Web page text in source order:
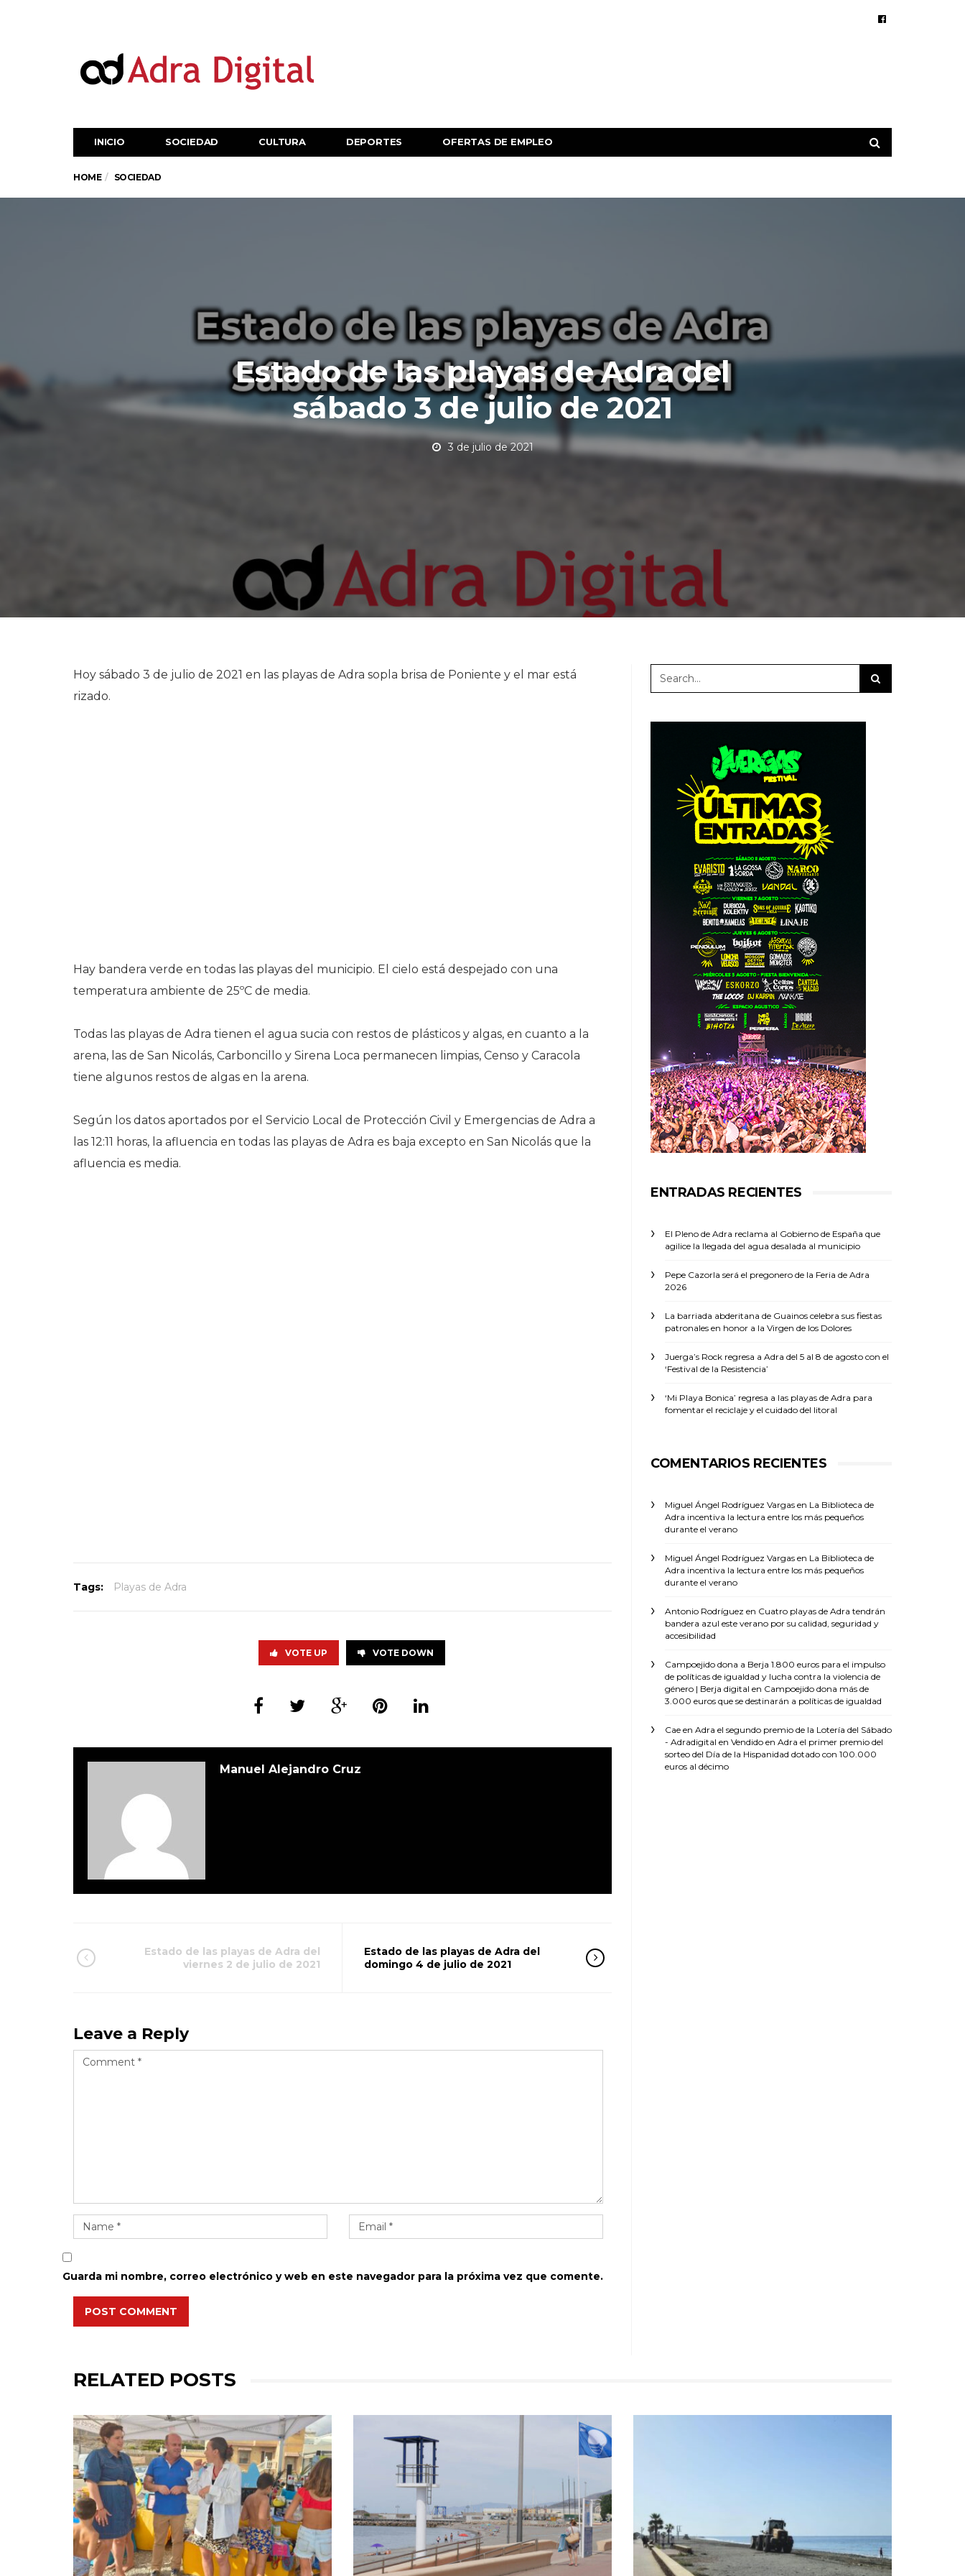
INICIO SOCIEDAD CULTURA DEPORTES OFERTAS DE EMPLEO
HOME SOCIEDAD
Estado de las playas de Adra del
sábado 3 de julio de 2021
3 de julio de 2021
Hoy sábado 3 de julio de 2021 en las playas de Adra sopla brisa de Poniente y el mar está
rizado.
Hay bandera verde en todas las playas del municipio. El cielo está despejado con una
temperatura ambiente de 25ºC de media.
Todas las playas de Adra tienen el agua sucia con restos de plásticos y algas, en cuanto a la
arena, las de San Nicolás, Carboncillo y Sirena Loca permanecen limpias, Censo y Caracola
tiene algunos restos de algas en la arena.
Según los datos aportados por el Servicio Local de Protección Civil y Emergencias de Adra a
las 12:11 horas, la afluencia en todas las playas de Adra es baja excepto en San Nicolás que la
afluencia es media.
Tags: Playas de Adra
VOTE UP VOTE DOWN
Manuel Alejandro Cruz
Estado de las playas de Adra del
viernes 2 de julio de 2021
Estado de las playas de Adra del
domingo 4 de julio de 2021
Leave a Reply
Guarda mi nombre, correo electrónico y web en este navegador para la próxima vez que comente.
POST COMMENT
ENTRADAS RECIENTES
El Pleno de Adra reclama al Gobierno de España que
agilice la llegada del agua desalada al municipio
Pepe Cazorla será el pregonero de la Feria de Adra
2026
La barriada abderitana de Guainos celebra sus fiestas
patronales en honor a la Virgen de los Dolores
Juerga’s Rock regresa a Adra del 5 al 8 de agosto con el
‘Festival de la Resistencia’
‘Mi Playa Bonica’ regresa a las playas de Adra para
fomentar el reciclaje y el cuidado del litoral
COMENTARIOS RECIENTES
Miguel Ángel Rodríguez Vargas en La Biblioteca de
Adra incentiva la lectura entre los más pequeños
durante el verano
Miguel Ángel Rodríguez Vargas en La Biblioteca de
Adra incentiva la lectura entre los más pequeños
durante el verano
Antonio Rodríguez en Cuatro playas de Adra tendrán
bandera azul este verano por su calidad, seguridad y
accesibilidad
Campoejido dona a Berja 1.800 euros para el impulso
de políticas de igualdad y lucha contra la violencia de
género | Berja digital en Campoejido dona más de
3.000 euros que se destinarán a políticas de igualdad
Cae en Adra el segundo premio de la Lotería del Sábado
- Adradigital en Vendido en Adra el primer premio del
sorteo del Día de la Hispanidad dotado con 100.000
euros al décimo
RELATED POSTS